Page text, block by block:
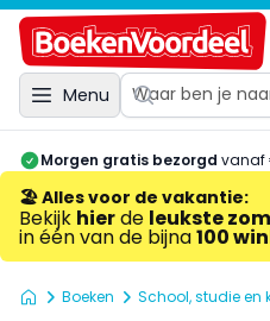
Menu
Morgen gratis bezorgd vanaf
🏖️ Alles voor de vakantie:
Bekijk hierde leukste
in één van de bijna100
Boeken School, studie en